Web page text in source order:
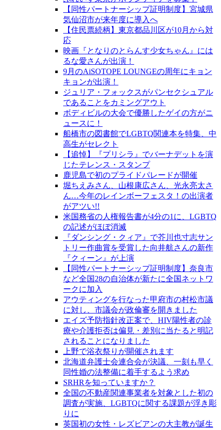
【同性パートナーシップ証明制度】宮城県
気仙沼市が来年度に導入へ
【住民票続柄】東京都品川区が10月から対
応
映画『となりのとらんす少女ちゃん』には
るな愛さんが出演！
9月のAiSOTOPE LOUNGEの周年にキョン
キョンが出演！
ジュリア・フォックスがパンセクシュアル
であることをカミングアウト
ボディビルの大会で優勝したゲイの方がニ
ュースに！
船橋市の図書館でLGBTQ関連本を特集、中
高生がセレクト
【追悼】『プリシラ』でバーナデットを演
じたテレンス・スタンプ
鹿児島で初のプライドパレードが開催
堀ちえみさん、山根康広さん、光永亮太さ
ん…今年のレインボーフェスタ！の出演者
がアツい!!
米国務省の人権報告書が4分の1に、LGBTQ
の記述がほぼ消滅
『ダンシング・クィア』で芥川也寸志サン
トリー作曲賞を受賞した向井航さんの新作
『クィーン』が上演
【同性パートナーシップ証明制度】奈良市
など全国28の自治体が新たに全国ネットワ
ークに加入
アウティングを行なった甲府市の村松市議
に対し、市議会が政倫審を開きました
エイズ予防指針改正案で、HIV陽性者の診
療や介護拒否は偏見・差別に当たると明記
されることになりました
上野で浴衣祭りが開催されます
北海道弁護士会連合会が決議、一刻も早く
同性婚の法整備に着手するよう求め
SRHRを知っていますか？
全国の不動産関連事業者を対象とした初の
調査が実施、LGBTQに関する課題が浮き彫
りに
英国初の女性・レズビアンの大主教が誕生